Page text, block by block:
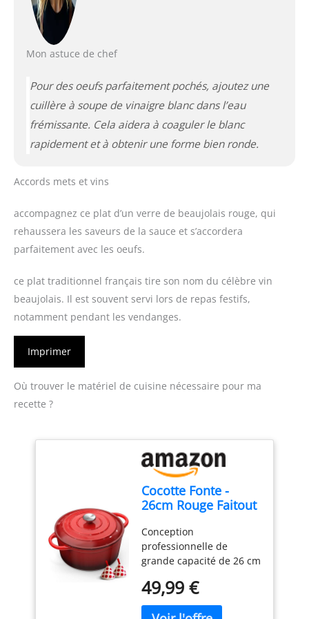
Mon astuce de chef
Pour des oeufs parfaitement pochés, ajoutez une
cuillère à soupe de vinaigre blanc dans l’eau
frémissante. Cela aidera à coaguler le blanc
rapidement et à obtenir une forme bien ronde.
Accords mets et vins
accompagnez ce plat d’un verre de beaujolais rouge, qui
rehaussera les saveurs de la sauce et s’accordera
parfaitement avec les oeufs.
ce plat traditionnel français tire son nom du célèbre vin
beaujolais. Il est souvent servi lors de repas festifs,
notamment pendant les vendanges.
Imprimer
Où trouver le matériel de cuisine nécessaire pour ma
recette ?
Cocotte Fonte -
26cm Rouge Faitout
Hollandais avec
Couvercle, Topbooc
5L Dutch Oven
Émaillée
Compatible
Induction, Gaz,
Conception
professionnelle de
grande capacité de 26 cm
Topbooc casserole ronde
classique de 26 cm de
49,99 €